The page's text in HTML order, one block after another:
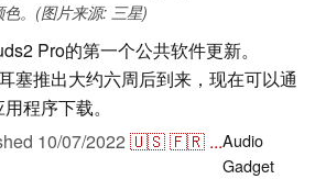
色。(图片来源: 三星)
Pro的第一个公共软件更新。
塞推出大约六周后到来，现在可以通
程序下载。
10/07/2022 🇺🇸🇫🇷 ...Audio
Gadget